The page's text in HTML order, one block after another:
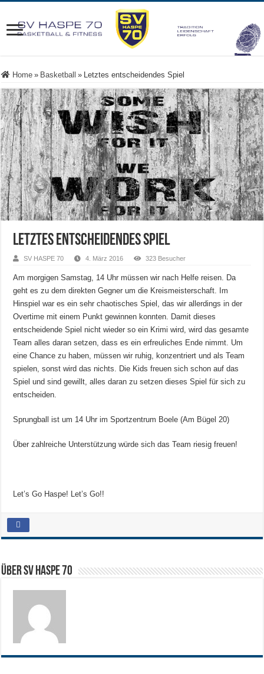
Home » Basketball » Letztes entscheidendes Spiel
Letztes entscheidendes Spiel
SV HASPE 70 4. März 2016 323 Besucher
Am morgigen Samstag, 14 Uhr müssen wir nach Helfe reisen. Da
geht es zu dem direkten Gegner um die Kreismeisterschaft. Im
Hinspiel war es ein sehr chaotisches Spiel, das wir allerdings in der
Overtime mit einem Punkt gewinnen konnten. Damit dieses
entscheidende Spiel nicht wieder so ein Krimi wird, wird das gesamte
Team alles daran setzen, dass es ein erfreuliches Ende nimmt. Um
eine Chance zu haben, müssen wir ruhig, konzentriert und als Team
spielen, sonst wird das nichts. Die Kids freuen sich schon auf das
Spiel und sind gewillt, alles daran zu setzen dieses Spiel für sich zu
entscheiden.
Sprungball ist um 14 Uhr im Sportzentrum Boele (Am Bügel 20)
Über zahlreiche Unterstützung würde sich das Team riesig freuen!
Let’s Go Haspe! Let’s Go!!
Über SV HASPE 70